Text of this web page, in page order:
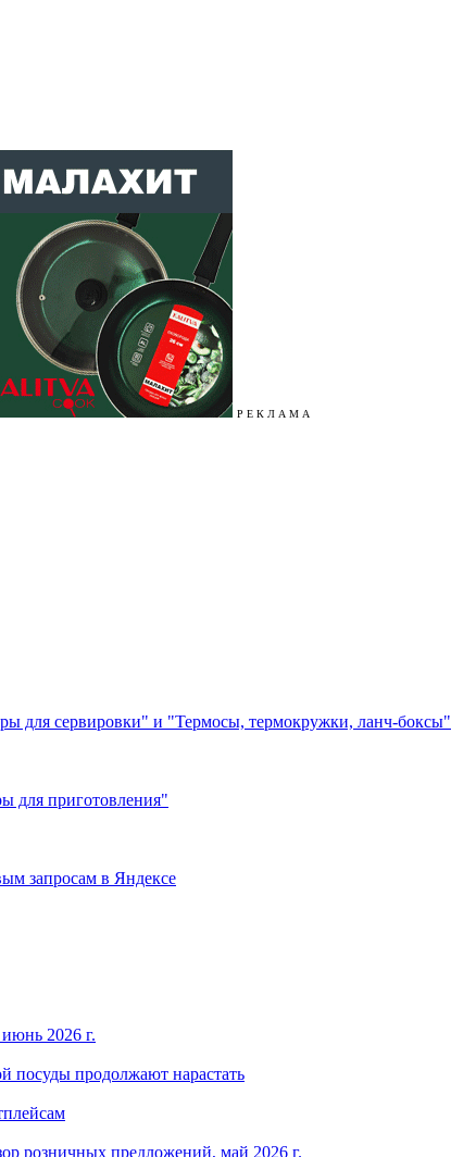
Р Е К Л А М А
для сервировки" и "Термосы, термокружки, ланч-боксы"
для приготовления"
запросам в Яндексе
2026 г.
посуды продолжают нарастать
розничных предложений, май 2026 г.